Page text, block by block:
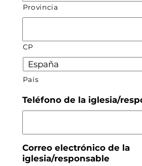
Provincia
CP
País
Teléfono de la iglesia/
Correo electrónico de la
iglesia/responsable